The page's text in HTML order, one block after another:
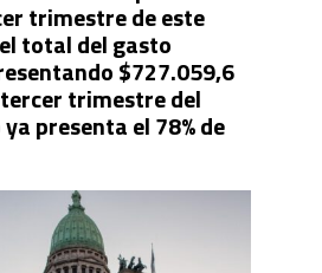
trimestre de este
total del gasto
$727.059,6
trimestre del
presenta el 78% de